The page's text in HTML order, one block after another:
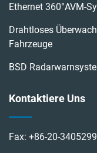
Ethernet 360°AVM-
Drahtloses
Fahrzeuge
BSD
Kontaktiere Uns
Fax: +86-20-